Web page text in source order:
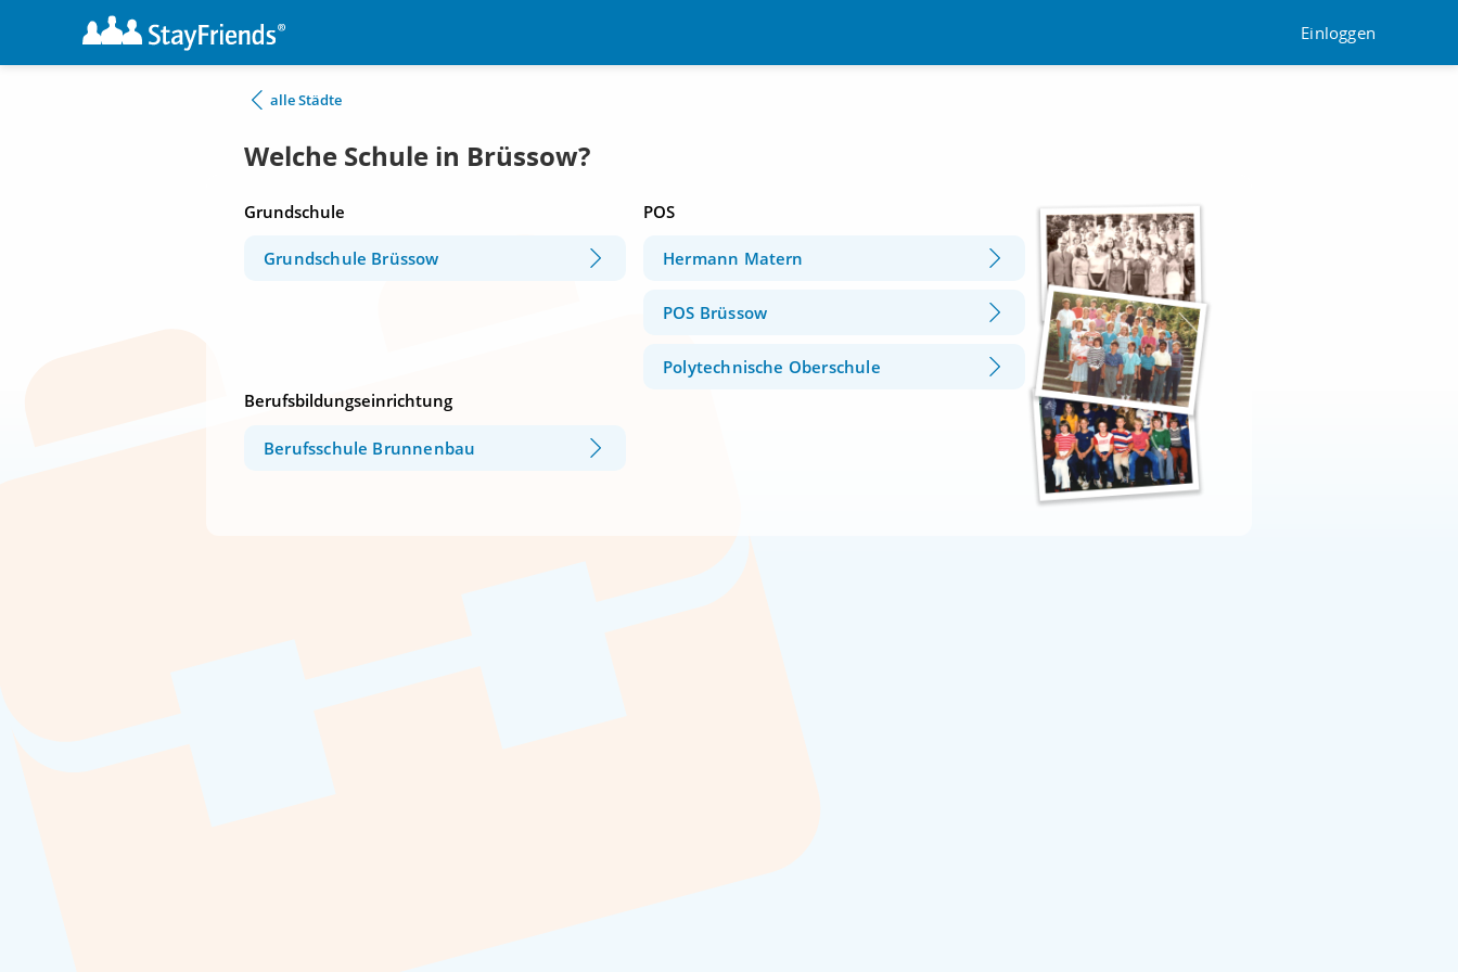
Einloggen
alle Städte
Welche Schule in Brüssow?
Grundschule
Grundschule Brüssow
POS
Hermann Matern
POS Brüssow
Polytechnische Oberschule
Berufsbildungseinrichtung
Berufsschule Brunnenbau